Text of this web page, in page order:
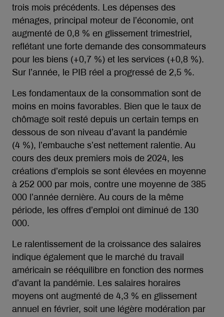
trois mois précédents. Les dépenses des
ménages, principal moteur de l’économie, ont
augmenté de 0,8 % en glissement trimestriel,
reflétant une forte demande des consommateurs
pour les biens (+0,7 %) et les services (+0,8 %).
Sur l’année, le PIB réel a progressé de 2,5 %.
Les fondamentaux de la consommation sont de
moins en moins favorables. Bien que le taux de
chômage soit resté depuis un certain temps en
dessous de son niveau d’avant la pandémie
(4 %), l’embauche s’est nettement ralentie. Au
cours des deux premiers mois de 2024, les
créations d’emplois se sont élevées en moyenne
à 252 000 par mois, contre une moyenne de 385
000 l’année dernière. Au cours de la même
période, les offres d’emploi ont diminué de 130
000.
Le ralentissement de la croissance des salaires
indique également que le marché du travail
américain se rééquilibre en fonction des normes
d’avant la pandémie. Les salaires horaires
moyens ont augmenté de 4,3 % en glissement
annuel en février, soit une légère modération par